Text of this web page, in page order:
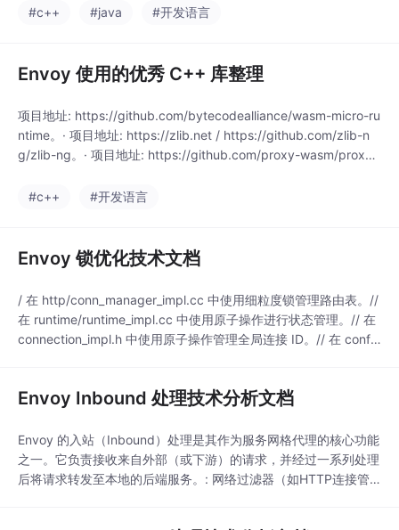
环统计（disp
#c++ #java #开发语言
Envoy 使用的优秀 C++ 库整理
项目地址: https://github.com/bytecodealliance/wasm-micro-ru
ntime。· 项目地址: https://zlib.net / https://github.com/zlib-n
g/zlib-ng。· 项目地址: https://github.com/proxy-wasm/proxy-
#c++
#开发语言
Envoy 锁优化技术文档
/ 在 http/conn_manager_impl.cc 中使用细粒度锁管理路由表。//
在 runtime/runtime_impl.cc 中使用原子操作进行状态管理。// 在
connection_impl.h 中使用原子操作管理全局连接 ID。// 在 confi
Envoy Inbound 处理技术分析文档
Envoy 的入站（Inbound）处理是其作为服务网格代理的核心功能
之一。它负责接收来自外部（或下游）的请求，并经过一系列处理
后将请求转发至本地的后端服务。: 网络过滤器（如HTTP连接管